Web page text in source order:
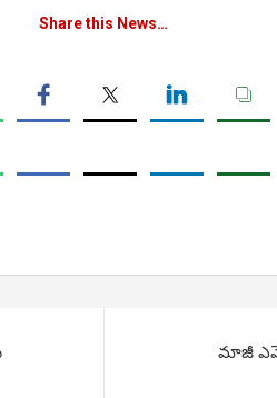
Share this News…
మాజీ